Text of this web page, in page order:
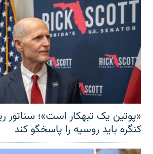
«پوتین یک تبهکار است»؛
کنگره باید روسیه را پاسخگو کند